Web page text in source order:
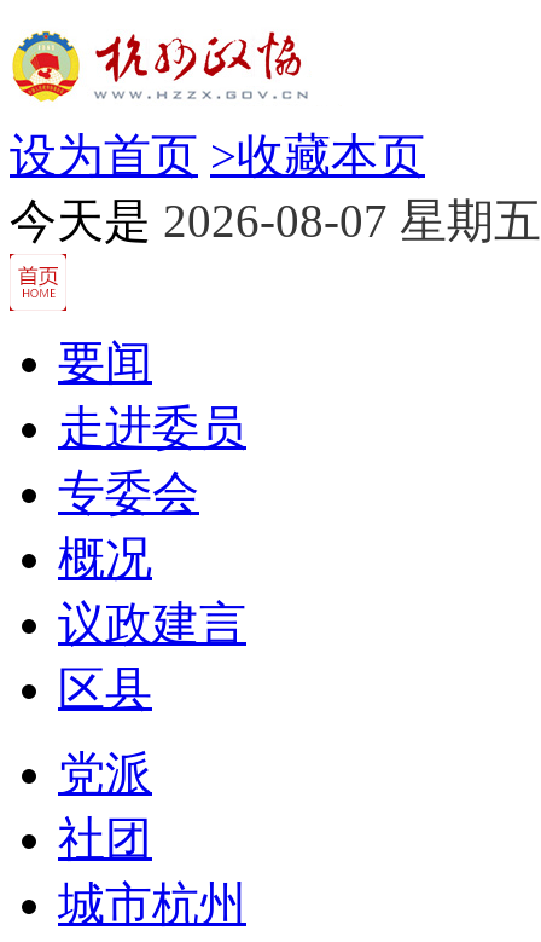
设为首页 >收藏本页
今天是 2026-08-07 星期五
要闻
走进委员
专委会
概况
议政建言
区县
党派
社团
城市杭州